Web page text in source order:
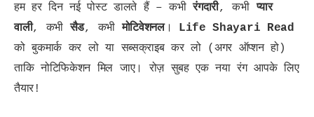
हम हर दिन नई पोस्ट डालते हैं – कभीरंगदारी, कभीप्यार
वाली, कभीसैड, कभीमोटिवेशनल।
Life Shayari Read
को बुकमार्क कर लो या सब्सक्राइब कर लो (अगर ऑप्शन हो)
ताकि नोटिफिकेशन मिल जाए। रोज़ सुबह एक नया रंग आपके लिए
तैयार!